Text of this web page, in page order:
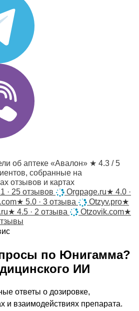
об аптеке «Авалон» ★ 4.3 / 5
собранные на
отзывов и картах
· 25 отзывов Orgpage.ru★ 4.0 ·
★ 5.0 · 3 отзыва Otzyv.pro★
★ 4.5 · 2 отзыва Otzovik.com★
по Юнигамма?
ИИ
ответы о дозировке,
и взаимодействиях препарата.